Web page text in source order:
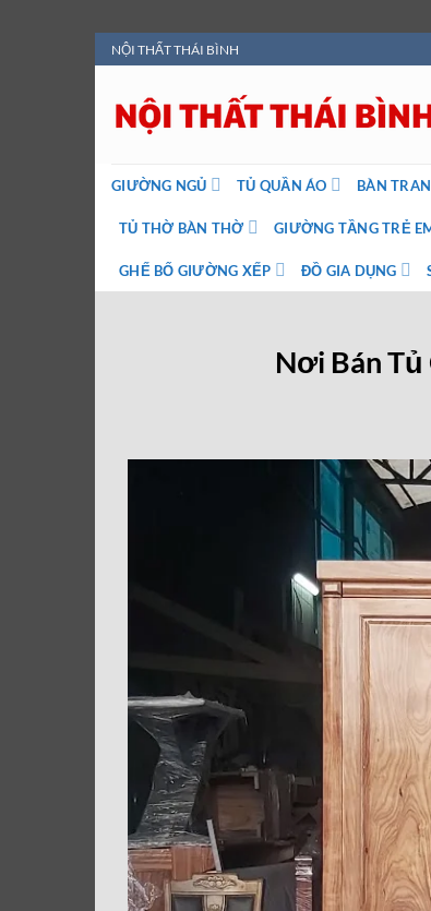
Bỏ
qua
nội
dung
NỘI THẤT THÁI BÌNH
GIƯỜNG NGỦ TỦ QUẦN ÁO BÀN
TỦ THỜ BÀN THỜ GIƯỜNG TẦNG TRẺ
GHẾ BỐ GIƯỜNG XẾP ĐỒ GIA DỤNG
Nơi Bán Tủ